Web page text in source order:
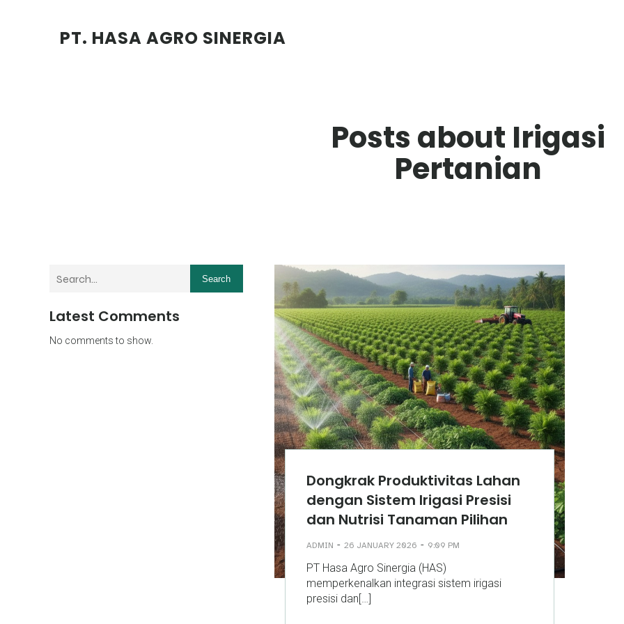
PT. HASA AGRO SINERGIA
Posts about Irigasi
Pertanian
Search
Latest Comments
No comments to show.
Dongkrak Produktivitas Lahan
dengan Sistem Irigasi Presisi
dan Nutrisi Tanaman Pilihan
ADMIN - 26 JANUARY 2026 - 9:09 PM
PT Hasa Agro Sinergia (HAS)
memperkenalkan integrasi sistem irigasi
presisi dan[…]